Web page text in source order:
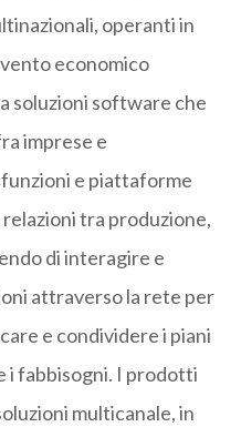
operanti in
economico
soluzioni software che
imprese e
e piattaforme
tra produzione,
di interagire e
attraverso la rete per
e condividere i piani
i fabbisogni. I prodotti
multicanale, in